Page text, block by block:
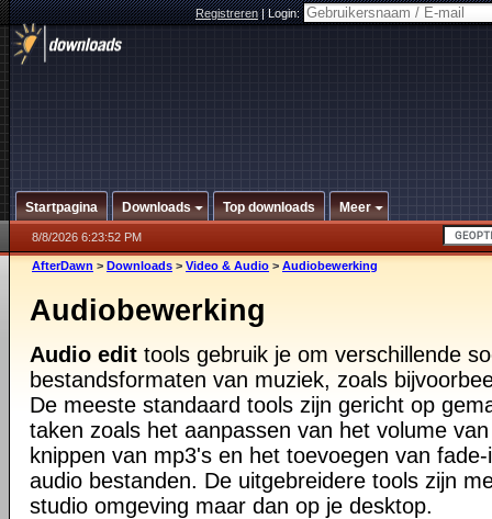
Registreren|Login:
Startpagina Downloads Top downloads Meer
8/8/2026 6:23:52 PM
AfterDawn > Downloads > Video & Audio > Audiobewerking
Audiobewerking
Audio edit tools gebruik je om verschillende
bestandsformaten van muziek, zoals
De meeste standaard tools zijn gericht op
taken zoals het aanpassen van het volume
knippen van mp3's en het toevoegen van
audio bestanden. De uitgebreidere tools zijn
studio omgeving maar dan op je desktop.